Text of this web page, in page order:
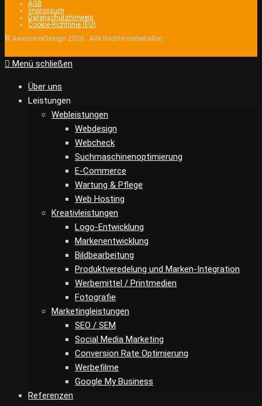
AGB
Impressum
Datenschutzhinweis
Cookie-Richtlinie (EU)
© AwesomeDesign 2026 . Alle Rechte vorbehalten.
Menü schließen
Über uns
Leistungen
Webleistungen
Webdesign
Webcheck
Suchmaschinenoptimierung
E-Commerce
Wartung & Pflege
Web Hosting
Kreativleistungen
Logo-Entwicklung
Markenentwicklung
Bildbearbeitung
Produktveredelung und Marken-Integration
Werbemittel / Printmedien
Fotografie
Marketingleistungen
SEO / SEM
Social Media Marketing
Conversion Rate Optimierung
Werbefilme
Google My Business
Referenzen